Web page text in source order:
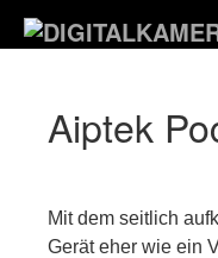
Hauptinhalt
Aiptek
Mit dem seitlich
Gerät eher wie ein